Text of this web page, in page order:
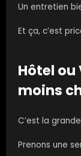
Un entretien
Et ça, c’est
Hôtel ou
moins
C’est la
Prenons une